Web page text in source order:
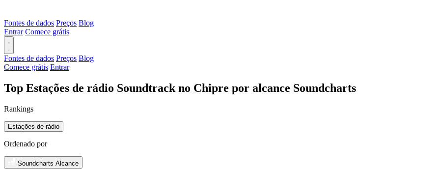
Fontes de dados Preços Blog
Entrar Comece grátis
Fontes de dados Preços Blog
Comece grátis Entrar
Top Estações de rádio Soundtrack no Chipre por alcance Soundcharts
Rankings
Estações de rádio
Ordenado por
Soundcharts Alcance